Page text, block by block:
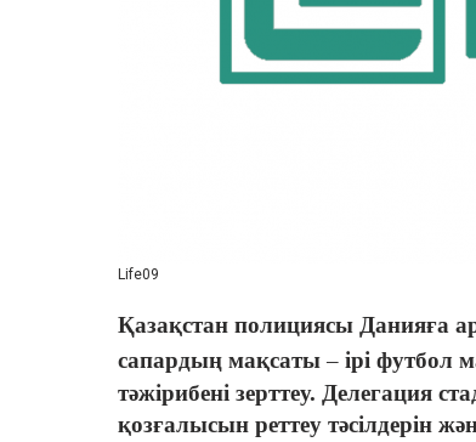
Life09
Қазақстан полициясы Данияға
сапардың мақсаты– ірі футбол
тәжірибені зерттеу. Делегация
қозғалысын реттеу тәсілдерін